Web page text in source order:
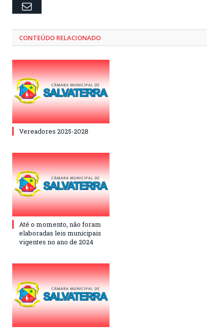
Email
CONTEÚDO RELACIONADO
Vereadores 2025-2028
Até o momento, não foram
elaboradas leis municipais
vigentes no ano de 2024